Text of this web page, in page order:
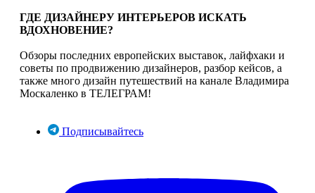
ГДЕ ДИЗАЙНЕРУ ИНТЕРЬЕРОВ ИСКАТЬ
ВДОХНОВЕНИЕ?
Обзоры последних европейских выставок, лайфхаки и
советы по продвижению дизайнеров, разбор кейсов, а
также много дизайн путешествий на канале Владимира
Москаленко в ТЕЛЕГРАМ!
Подписывайтесь